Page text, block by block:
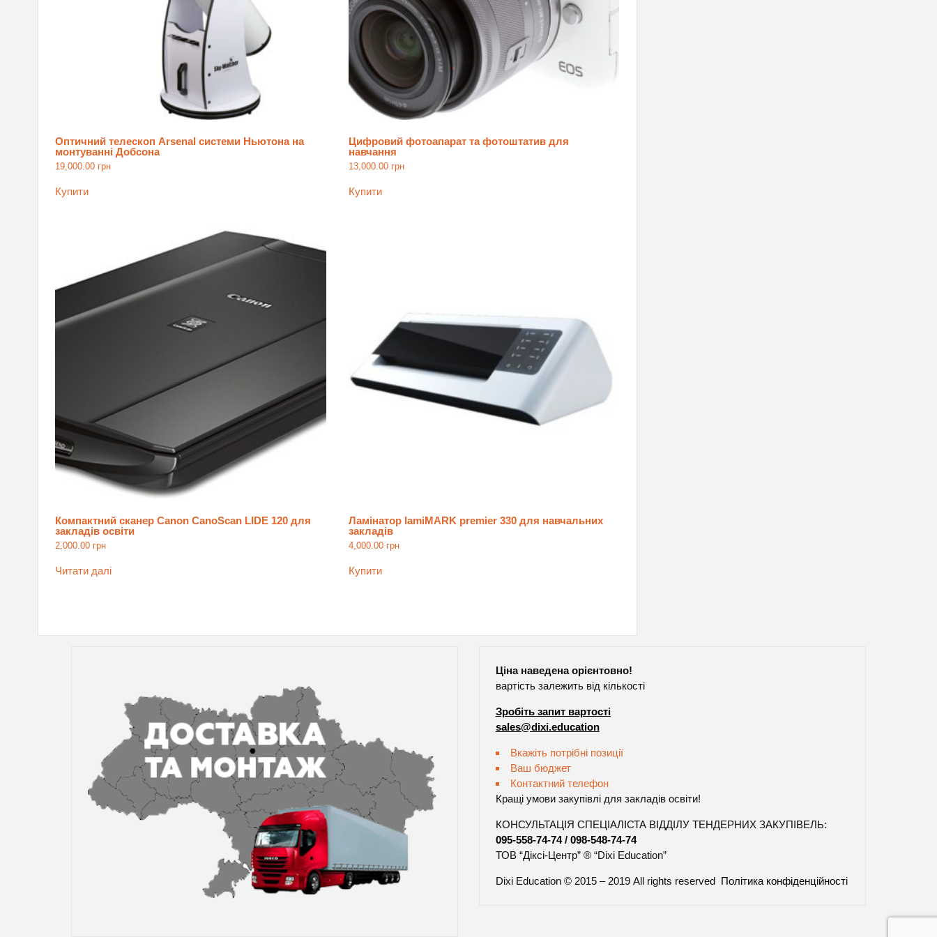
Оптичний телескоп Arsenal системи Ньютона на
монтуванні Добсона
19,000.00 грн
Купити
Цифровий фотоапарат та фотоштатив для
навчання
13,000.00 грн
Купити
Компактний сканер Canon CanoScan LIDE 120 для
закладів освіти
2,000.00 грн
Читати далі
Ламінатор lamiMARK premier 330 для навчальних
закладів
4,000.00 грн
Купити
Ціна наведена орієнтовно!
вартість залежить від кількості
Зробіть запит вартості
sales@dixi.education
Вкажіть потрібні позиції
Ваш бюджет
Контактний телефон
Кращі умови закупівлі для закладів освіти!
КОНСУЛЬТАЦІЯ СПЕЦІАЛІСТА ВІДДІЛУ ТЕНДЕРНИХ ЗАКУПІВЕЛЬ:
095-558-74-74/ 098-548-74-74
ТОВ “Діксі-Центр” ® “Dixi Education”
Dixi Education © 2015 – 2019 All rights reserved Політика конфіденційності